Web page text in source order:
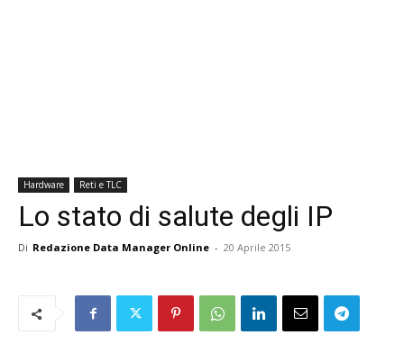
Hardware Reti e TLC
Lo stato di salute degli IP
Di Redazione Data Manager Online - 20 Aprile 2015